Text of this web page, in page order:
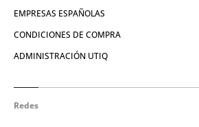
EMPRESAS ESPAÑOLAS
CONDICIONES DE COMPRA
ADMINISTRACIÓN UTIQ
Redes